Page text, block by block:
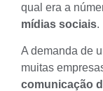
qual era a
mídias sociais.
A demanda de
muitas
comunicação